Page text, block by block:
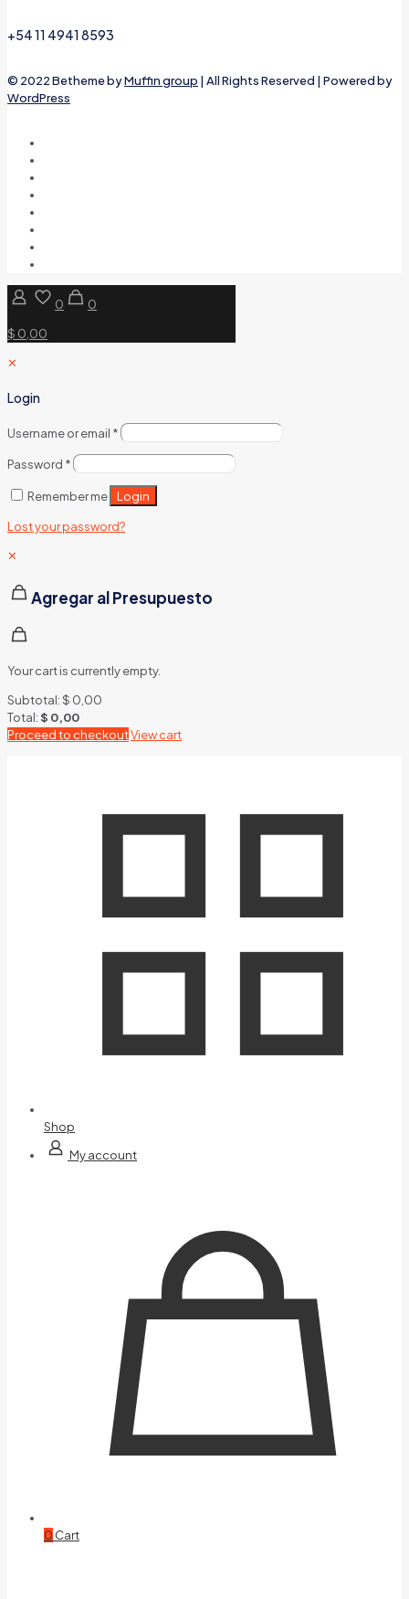
+54 11 4941 8593
© 2022 Betheme byMuffin group | All Rights Reserved | Powered by
WordPress
0
0
$ 0,00
✕
Login
Username or email *
Password *
Remember me Login
Lost your password?
✕
Agregar al Presupuesto
Your cart is currently empty.
Subtotal:$ 0,00
Total:$ 0,00
Proceed to checkoutView cart
Shop
My account
0 Cart